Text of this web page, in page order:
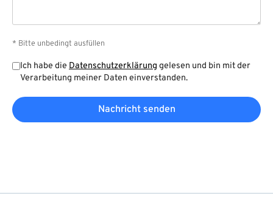
* Bitte unbedingt ausfüllen
Ich habe die Datenschutzerklärung gelesen und bin mit der
Verarbeitung meiner Daten einverstanden.
Nachricht senden